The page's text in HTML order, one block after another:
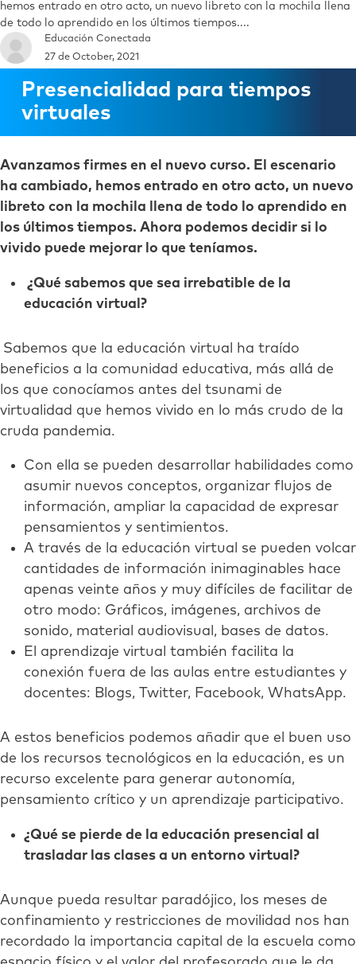
hemos entrado en otro acto, un nuevo libreto con la mochila llena
de todo lo aprendido en los últimos tiempos....
Educación Conectada
27 de October, 2021
Presencialidad para tiempos
virtuales
Avanzamos firmes en el nuevo curso. El escenario
ha cambiado, hemos entrado en otro acto, un nuevo
libreto con la mochila llena de todo lo aprendido en
los últimos tiempos. Ahora podemos decidir si lo
vivido puede mejorar lo que teníamos.
¿Qué sabemos que sea irrebatible de la
educación virtual?
Sabemos que la educación virtual ha traído
beneficios a la comunidad educativa, más allá de
los que conocíamos antes del tsunami de
virtualidad que hemos vivido en lo más crudo de la
cruda pandemia.
Con ella se pueden desarrollar habilidades como
asumir nuevos conceptos, organizar flujos de
información, ampliar la capacidad de expresar
pensamientos y sentimientos.
A través de la educación virtual se pueden volcar
cantidades de información inimaginables hace
apenas veinte años y muy difíciles de facilitar de
otro modo: Gráficos, imágenes, archivos de
sonido, material audiovisual, bases de datos.
El aprendizaje virtual también facilita la
conexión fuera de las aulas entre estudiantes y
docentes: Blogs, Twitter, Facebook, WhatsApp.
A estos beneficios podemos añadir que el buen uso
de los recursos tecnológicos en la educación, es un
recurso excelente para generar autonomía,
pensamiento crítico y un aprendizaje participativo.
¿Qué se pierde de la educación presencial al
trasladar las clases a un entorno virtual?
Aunque pueda resultar paradójico, los meses de
confinamiento y restricciones de movilidad nos han
recordado la importancia capital de la escuela como